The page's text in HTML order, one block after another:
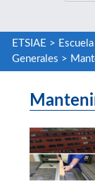
ETSIAE > Escuela
Generales >